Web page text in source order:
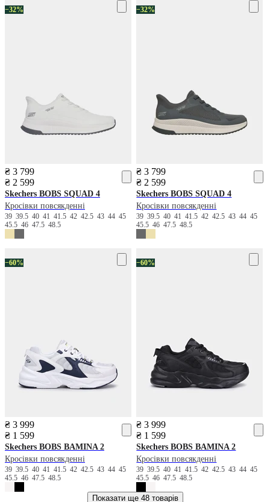
−32%
₴ 3 799
₴ 2 599
Skechers BOBS SQUAD 4
Кросівки повсякденні
39 39.5 40 41 41.5 42 42.5 43 44 45
45.5 46 47.5 48.5
−32%
₴ 3 799
₴ 2 599
Skechers BOBS SQUAD 4
Кросівки повсякденні
3939.5404141.54242.5434445
45.54647.548.5
−60%
₴ 3 999
₴ 1 599
Skechers BOBS BAMINA 2
Кросівки повсякденні
39 39.5 40 41 41.5 42 42.5 43 44 45
45.5 46 47.5 48.5
−60%
₴ 3 999
₴ 1 599
Skechers BOBS BAMINA 2
Кросівки повсякденні
3939.5404141.54242.5434445
45.54647.548.5
Показати ще 48 товарів